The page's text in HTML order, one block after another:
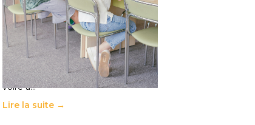
11 juillet 2026- National
Le projet de loi sur la régulation de
l’enseignement supérieur privé met
en lumière l’amplification d’un
système qui relègue l’acte
pédagogique au superfétatoire,
voire à…
Lire la suite →